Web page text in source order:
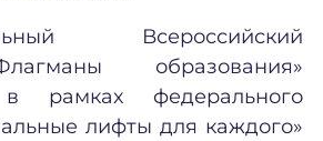
Всероссийский
образования»
в рамках федерального
лифты для каждого»